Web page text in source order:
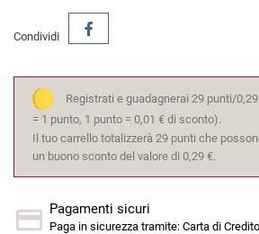
Condividi
Registrati e guadagnerai 29 punti/
= 1 punto, 1 punto = 0,01 € di sconto).
Il tuo carrello totalizzerà 29 punti che
un buono sconto del valore di 0,29 €.
Pagamenti sicuri
Paga in sicurezza tramite: Carta di